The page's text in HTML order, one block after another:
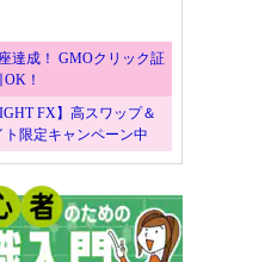
達成！ GMOクリック証
！
FX】高スワップ＆
限定キャンペーン中